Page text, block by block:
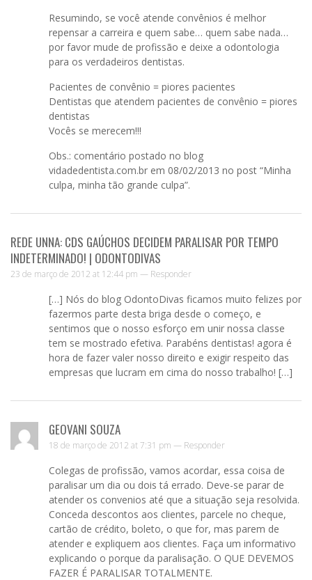
Resumindo, se você atende convênios é melhor
repensar a carreira e quem sabe… quem sabe nada…
por favor mude de profissão e deixe a odontologia
para os verdadeiros dentistas.
Pacientes de convênio = piores pacientes
Dentistas que atendem pacientes de convênio = piores
dentistas
Vocês se merecem!!!
Obs.: comentário postado no blog
vidadedentista.com.br em 08/02/2013 no post “Minha
culpa, minha tão grande culpa”.
REDE UNNA: CDS GAÚCHOS DECIDEM PARALISAR POR TEMPO
INDETERMINADO! | ODONTODIVAS
23 de março de 2012 at 12:44 pm — Responder
[…] Nós do blog OdontoDivas ficamos muito felizes por
fazermos parte desta briga desde o começo, e
sentimos que o nosso esforço em unir nossa classe
tem se mostrado efetiva. Parabéns dentistas! agora é
hora de fazer valer nosso direito e exigir respeito das
empresas que lucram em cima do nosso trabalho! […]
GEOVANI SOUZA
18 de março de 2012 at 7:31 pm — Responder
Colegas de profissão, vamos acordar, essa coisa de
paralisar um dia ou dois tá errado. Deve-se parar de
atender os convenios até que a situação seja resolvida.
Conceda descontos aos clientes, parcele no cheque,
cartão de crédito, boleto, o que for, mas parem de
atender e expliquem aos clientes. Faça um informativo
explicando o porque da paralisação. O QUE DEVEMOS
FAZER É PARALISAR TOTALMENTE.